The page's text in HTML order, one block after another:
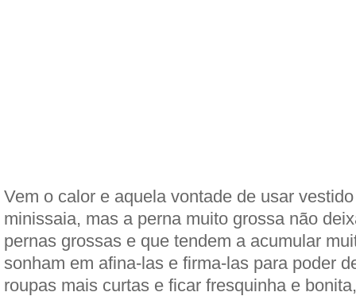
Vem o calor e aquela vontade de usar
minissaia, mas a perna muito grossa não
pernas grossas e que tendem a acumular
sonham em afina-las e firma-las para poder
roupas mais curtas e ficar fresquinha e